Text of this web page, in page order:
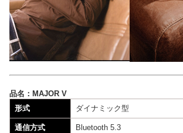
品名：MAJOR V
形式
ダイナミック型
通信方式 Bluetooth 5.3